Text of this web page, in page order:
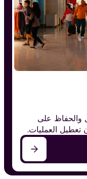
والحفاظ على
تعطيل العمليات.